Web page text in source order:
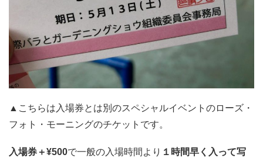
▲こちらは入場券とは別のスペシャルイベントのローズ・
フォト・モーニングのチケットです。
入場券＋¥500で一般の入場時間より １時間早く入って写